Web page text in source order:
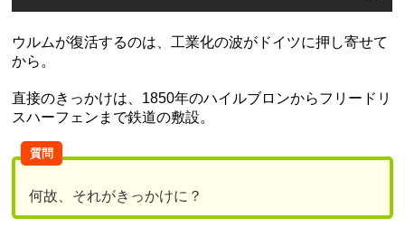
ウルムが復活するのは、工業化の波がドイツに押し寄せて
から。
直接のきっかけは、1850年のハイルブロンからフリードリ
スハーフェンまで鉄道の敷設。
質問
何故、それがきっかけに？